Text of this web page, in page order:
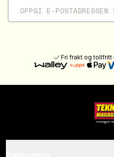
Fri frakt og tollfritt